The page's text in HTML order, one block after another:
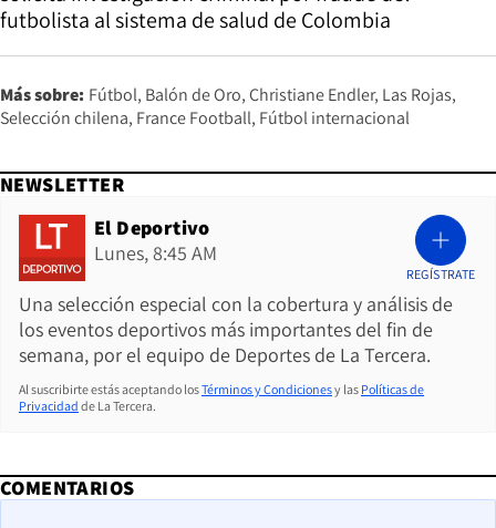
futbolista al sistema de salud de Colombia
Más sobre: Fútbol Balón de Oro Christiane Endler Las Rojas
Selección chilena France Football Fútbol internacional
NEWSLETTER
El Deportivo
Lunes, 8:45 AM
Una selección especial con la cobertura y análisis de
los eventos deportivos más importantes del fin de
semana, por el equipo de Deportes de La Tercera.
REGÍSTRATE
Al suscribirte estás aceptando losTérminos y Condicionesy las Políticas de
Privacidad de La Tercera.
COMENTARIOS